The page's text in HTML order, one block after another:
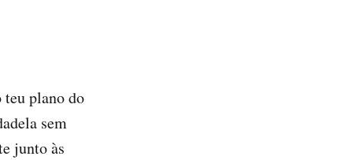
plano do
sem
junto às